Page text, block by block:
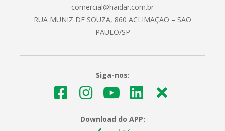
comercial@haidar.com.br
RUA MUNIZ DE SOUZA, 860 ACLIMAÇÃO – SÃO
PAULO/SP
Siga-nos:
Download do APP: